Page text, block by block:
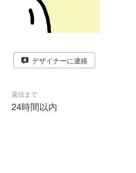
デザイナーに連絡
返信まで
24時間以内